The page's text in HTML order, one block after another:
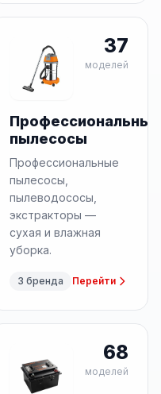
37
моделей
Профессиональные
пылесосы
Профессиональные
пылесосы,
пылеводососы,
экстракторы —
сухая и влажная
уборка.
3 бренда Перейти
68
моделей